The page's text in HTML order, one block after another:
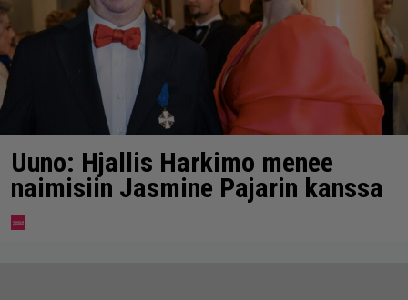
Uuno: Hjallis Harkimo menee
naimisiin Jasmine Pajarin kanssa